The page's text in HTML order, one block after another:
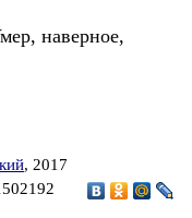
наверное,
, 2017